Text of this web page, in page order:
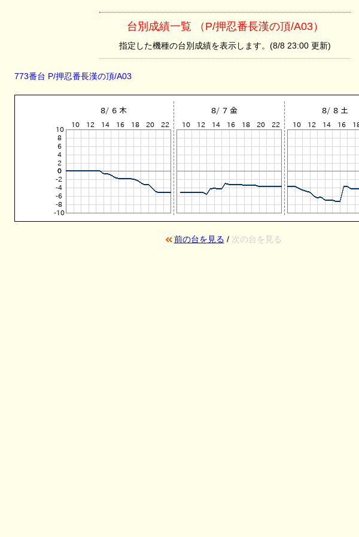
台別成績一覧 （P/押忍番長漢の頂/A03）
指定した機種の台別成績を表示します。(8/8 23:00 更新)
773番台 P/押忍番長漢の頂/A03
前の台を見る / 次の台を見る